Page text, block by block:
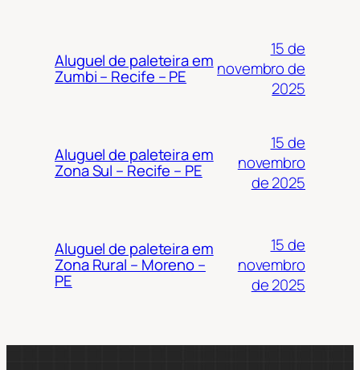
Aluguel de paleteira em
Zumbi – Recife – PE
15 de
novembro de
2025
Aluguel de paleteira em
Zona Sul – Recife – PE
15 de
novembro
de 2025
Aluguel de paleteira em
Zona Rural – Moreno –
PE
15 de
novembro
de 2025